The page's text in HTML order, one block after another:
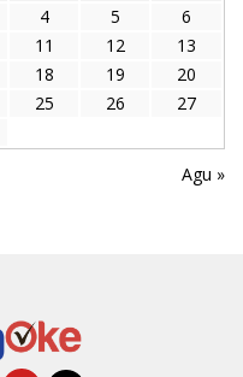
4 5
6
11 12
13
18 19
20
25 26
27
Agu »